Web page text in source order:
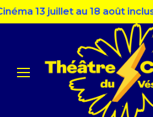
13 juillet au 18 août inclus